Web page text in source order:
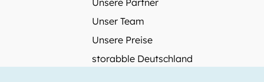
Unsere Partner
Unser Team
Unsere Preise
storabble Deutschland